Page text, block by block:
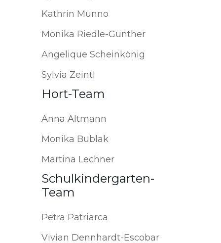
Kathrin Munno
Monika Riedle-Günther
Angelique Scheinkönig
Sylvia Zeintl
Hort-Team
Anna Altmann
Monika Bublak
Martina Lechner
Schulkindergarten-
Team
Petra Patriarca
Vivian Dennhardt-Escobar